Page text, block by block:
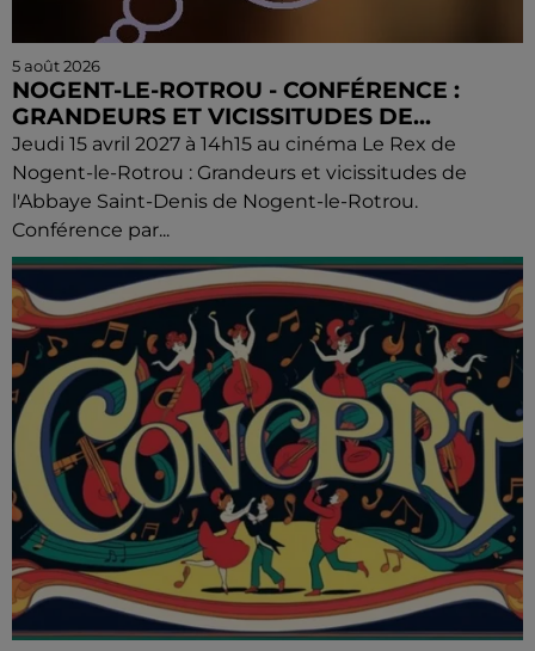
5 août 2026
NOGENT-LE-ROTROU - CONFÉRENCE :
GRANDEURS ET VICISSITUDES DE...
Jeudi 15 avril 2027 à 14h15 au cinéma Le Rex de
Nogent-le-Rotrou : Grandeurs et vicissitudes de
l'Abbaye Saint-Denis de Nogent-le-Rotrou.
Conférence par...